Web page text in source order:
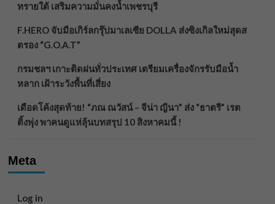
ทรายใต้ เสริมความมั่นคงน้ำเพชรบุรี
F.HERO จับมือเกิร์ลกรุ๊ปมาเลเซีย DOLLA ส่งซิงเกิลใหม่สุดส
ตรอง “G.O.A.T”
กรมชลฯ เกาะติดฝนทั่วประเทศ เตรียมเครื่องจักรรับมือน้ำ
หลาก เฝ้าระวังพื้นที่เสี่ยง
เดือดโค้งสุดท้าย! “ภณ ณวัสน์ – จีน่า ญีนา” ส่ง “ธาตรี” เรต
ติ้งพุ่ง พาคนดูแห่ลุ้นบทสรุป 10 สิงหาคมนี้ !
Meta
Log in